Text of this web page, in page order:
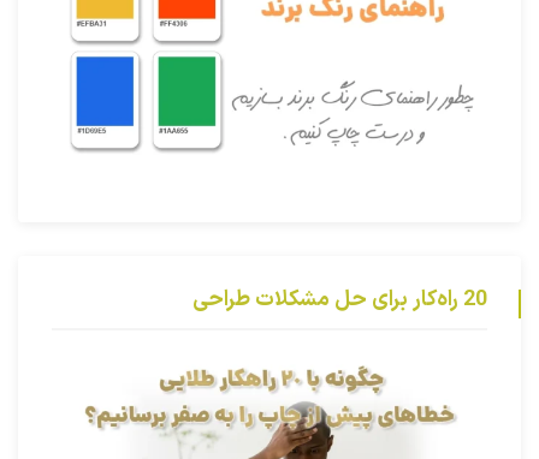
20 راه‌کار برای حل مشکلات طراحی